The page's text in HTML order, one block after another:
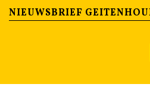
NIEUWSBRIEF